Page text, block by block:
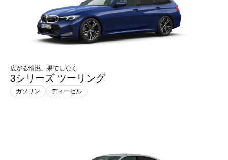
広がる愉悦、果てしなく
3シリーズ ツーリング
ガソリン ディーゼル